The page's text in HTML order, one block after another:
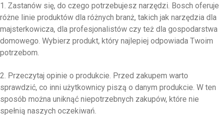
1. Zastanów się, do czego potrzebujesz narzędzi. Bosch oferuje
różne linie produktów dla różnych branż, takich jak narzędzia dla
majsterkowicza, dla profesjonalistów czy też dla gospodarstwa
domowego. Wybierz produkt, który najlepiej odpowiada Twoim
potrzebom.
2. Przeczytaj opinie o produkcie. Przed zakupem warto
sprawdzić, co inni użytkownicy piszą o danym produkcie. W ten
sposób można uniknąć niepotrzebnych zakupów, które nie
spełnią naszych oczekiwań.